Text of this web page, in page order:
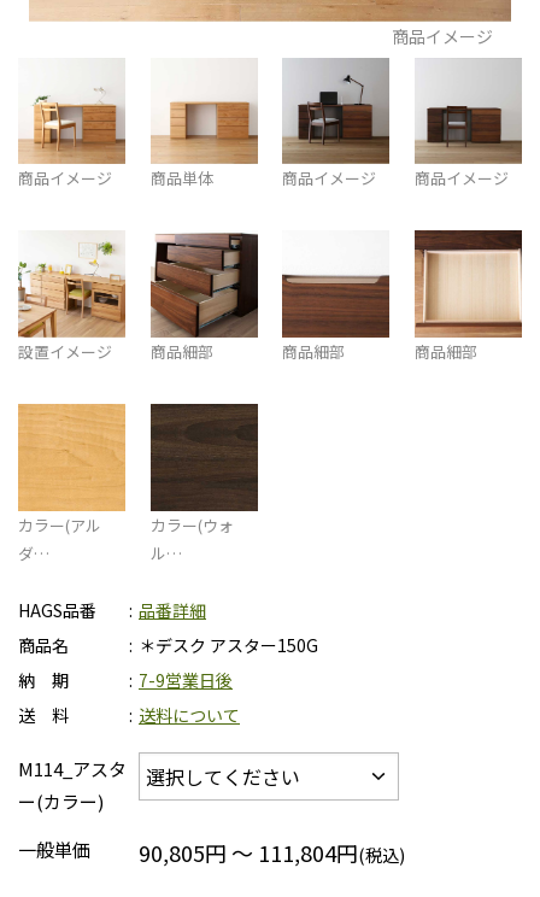
商品イメージ
商品イメージ 商品単体 商品イメージ 商品イメージ
設置イメージ 商品細部 商品細部 商品細部
カラー(アル
ダ…
カラー(ウォ
ル…
HAGS品番
品番詳細
商品名
＊デスク アスター150G
納 期
7-9営業日後
送 料
送料について
M114_アスタ
ー(カラー)
一般単価
90,805円 ～ 111,804円(税込)